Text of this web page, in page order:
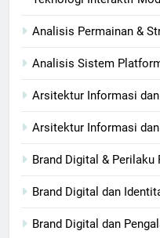
Analisis Permainan &
Analisis Sistem
Arsitektur Informasi
Arsitektur Informasi
Brand Digital & Perilaku
Brand Digital dan
Brand Digital dan